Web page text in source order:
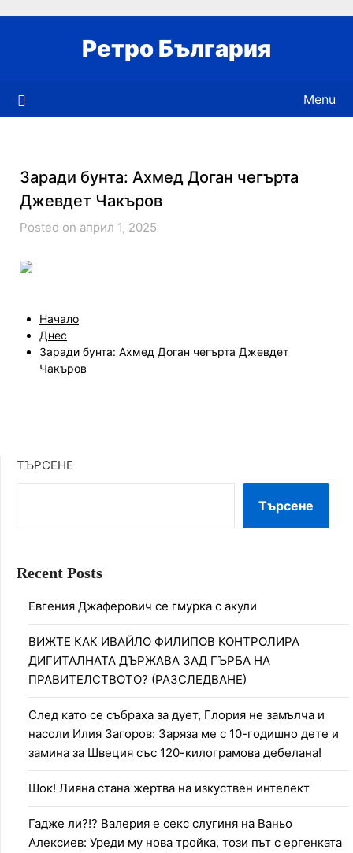
Ретро България
Menu
Заради бунта: Ахмед Доган чегърта
Джевдет Чакъров
Posted on април 1, 2025
Начало
Днес
Заради бунта: Ахмед Доган чегърта Джевдет
Чакъров
ТЪРСЕНЕ
Търсене
Recent Posts
Евгения Джаферович се гмурка с акули
ВИЖТЕ КАК ИВАЙЛО ФИЛИПОВ КОНТРОЛИРА
ДИГИТАЛНАТА ДЪРЖАВА ЗАД ГЪРБА НА
ПРАВИТЕЛСТВОТО? (РАЗСЛЕДВАНЕ)
След като се събраха за дует, Глория не замълча и
насоли Илия Загоров: Заряза ме с 10-годишно дете и
замина за Швеция със 120-килограмова дебелана!
Шок! Лияна стана жертва на изкуствен интелект
Гадже ли?!? Валерия е секс слугиня на Ваньо
Алексиев: Уреди му нова тройка, този път с ергенката